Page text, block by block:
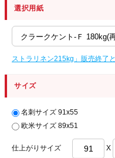
選択用紙
ストラリネン215kg」販売終了
サイズ
名刺サイズ 91x55
欧米サイズ 89x51
仕上がりサイズ X